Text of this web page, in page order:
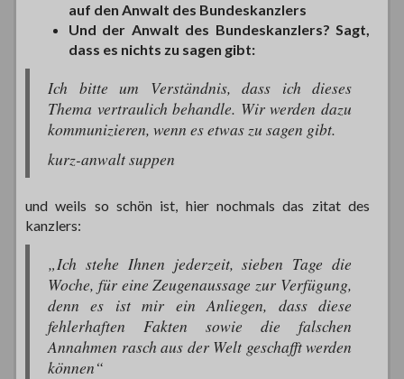
auf den Anwalt des Bundeskanzlers
Und der Anwalt des Bundeskanzlers? Sagt,
dass es nichts zu sagen gibt:
Ich bitte um Verständnis, dass ich dieses
Thema vertraulich behandle. Wir werden dazu
kommunizieren, wenn es etwas zu sagen gibt.
kurz-anwalt suppen
und weils so schön ist, hier nochmals das zitat des
kanzlers:
„Ich stehe Ihnen jederzeit, sieben Tage die
Woche, für eine Zeugenaussage zur Verfügung,
denn es ist mir ein Anliegen, dass diese
fehlerhaften Fakten sowie die falschen
Annahmen rasch aus der Welt geschafft werden
können“